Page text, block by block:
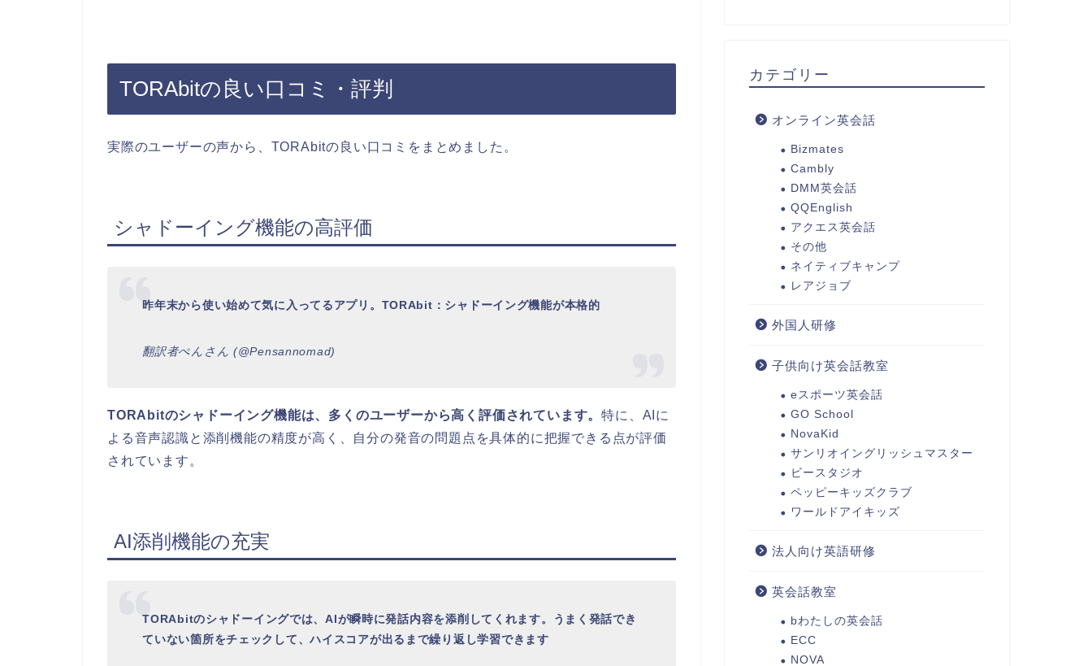
TORAbitの良い口コミ・評判
実際のユーザーの声から、TORAbitの良い口コミをまとめました。
シャドーイング機能の高評価
昨年末から使い始めて気に入ってるアプリ。TORAbit：シャドーイング機能が本格的
翻訳者ぺんさん (@Pensannomad)
TORAbitのシャドーイング機能は、多くのユーザーから高く評価されています。特に、AIに
よる音声認識と添削機能の精度が高く、自分の発音の問題点を具体的に把握できる点が評価
されています。
AI添削機能の充実
TORAbitのシャドーイングでは、AIが瞬時に発話内容を添削してくれます。うまく発話でき
ていない箇所をチェックして、ハイスコアが出るまで繰り返し学習できます
カテゴリー
オンライン英会話
Bizmates
Cambly
DMM英会話
QQEnglish
アクエス英会話
その他
ネイティブキャンプ
レアジョブ
外国人研修
子供向け英会話教室
eスポーツ英会話
GO School
NovaKid
サンリオイングリッシュマスター
ビースタジオ
ペッピーキッズクラブ
ワールドアイキッズ
法人向け英語研修
英会話教室
bわたしの英会話
ECC
NOVA